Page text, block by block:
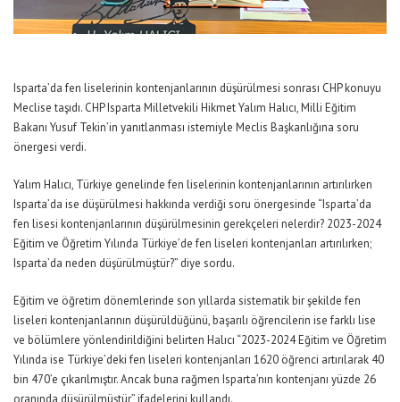
Isparta’da fen liselerinin kontenjanlarının düşürülmesi sonrası CHP konuyu
Meclise taşıdı. CHP Isparta Milletvekili Hikmet Yalım Halıcı, Milli Eğitim
Bakanı Yusuf Tekin’in yanıtlanması istemiyle Meclis Başkanlığına soru
önergesi verdi.
Yalım Halıcı, Türkiye genelinde fen liselerinin kontenjanlarının artırılırken
Isparta’da ise düşürülmesi hakkında verdiği soru önergesinde “Isparta’da
fen lisesi kontenjanlarının düşürülmesinin gerekçeleri nelerdir? 2023-2024
Eğitim ve Öğretim Yılında Türkiye’de fen liseleri kontenjanları artırılırken;
Isparta’da neden düşürülmüştür?” diye sordu.
Eğitim ve öğretim dönemlerinde son yıllarda sistematik bir şekilde fen
liseleri kontenjanlarının düşürüldüğünü, başarılı öğrencilerin ise farklı lise
ve bölümlere yönlendirildiğini belirten Halıcı “2023-2024 Eğitim ve Öğretim
Yılında ise Türkiye’deki fen liseleri kontenjanları 1620 öğrenci artırılarak 40
bin 470’e çıkarılmıştır. Ancak buna rağmen Isparta’nın kontenjanı yüzde 26
oranında düşürülmüştür” ifadelerini kullandı.